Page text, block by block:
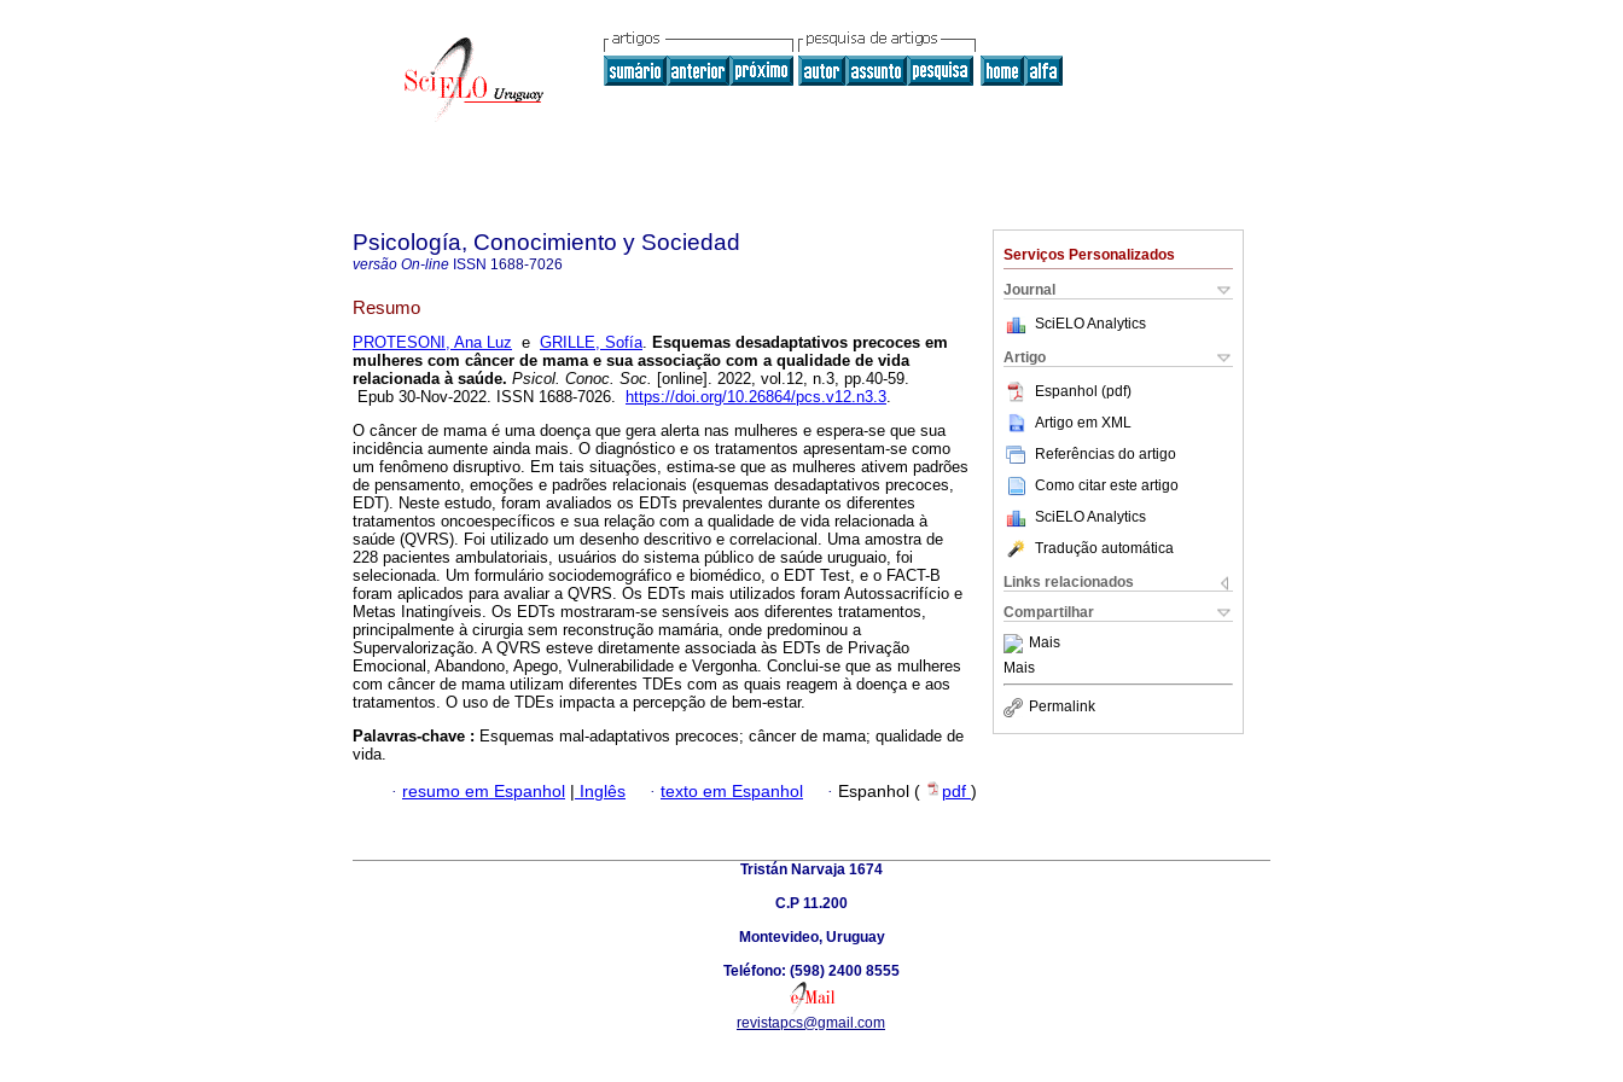
Serviços Personalizados
Journal
SciELO Analytics
Artigo
Espanhol (pdf)
Artigo em XML
Referências do artigo
Como citar este artigo
SciELO Analytics
Tradução automática
Links relacionados
Compartilhar
Mais
Mais
Permalink
Psicología, Conocimiento y Sociedad
versão On-line ISSN 1688-7026
Resumo
PROTESONI, Ana Luz e GRILLE, Sofía. Esquemas desadaptativos precoces em
mulheres com câncer de mama e sua associação com a qualidade de vida
relacionada à saúde. Psicol. Conoc. Soc. [online]. 2022, vol.12, n.3, pp.40-59.
Epub 30-Nov-2022. ISSN 1688-7026.
https://doi.org/10.26864/pcs.v12.n3.3.
O câncer de mama é uma doença que gera alerta nas mulheres e espera-se que sua
incidência aumente ainda mais. O diagnóstico e os tratamentos apresentam-se como
um fenômeno disruptivo. Em tais situações, estima-se que as mulheres ativem padrões
de pensamento, emoções e padrões relacionais (esquemas desadaptativos precoces,
EDT). Neste estudo, foram avaliados os EDTs prevalentes durante os diferentes
tratamentos oncoespecíficos e sua relação com a qualidade de vida relacionada à
saúde (QVRS). Foi utilizado um desenho descritivo e correlacional. Uma amostra de
228 pacientes ambulatoriais, usuários do sistema público de saúde uruguaio, foi
selecionada. Um formulário sociodemográfico e biomédico, o EDT Test, e o FACT-B
foram aplicados para avaliar a QVRS. Os EDTs mais utilizados foram Autossacrifício e
Metas Inatingíveis. Os EDTs mostraram-se sensíveis aos diferentes tratamentos,
principalmente à cirurgia sem reconstrução mamária, onde predominou a
Supervalorização. A QVRS esteve diretamente associada às EDTs de Privação
Emocional, Abandono, Apego, Vulnerabilidade e Vergonha. Conclui-se que as mulheres
com câncer de mama utilizam diferentes TDEs com as quais reagem à doença e aos
tratamentos. O uso de TDEs impacta a percepção de bem-estar.
Palavras-chave : Esquemas mal-adaptativos precoces; câncer de mama; qualidade de
vida.
· resumo em Espanhol | Inglês · texto em Espanhol · Espanhol ( pdf )
Tristán Narvaja 1674
C.P 11.200
Montevideo, Uruguay
Teléfono: (598) 2400 8555
revistapcs@gmail.com